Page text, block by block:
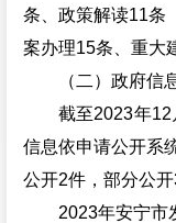
条、政策解读11条
案办理15条、重大
（二）政府信
截至2023年
信息依申请公开系
公开2件，部分公
2023年安宁市